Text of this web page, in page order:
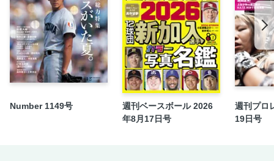
千代丸思い出のアルバム
幕下以下各段報告
【名古屋場所特報】新番付トピックス
【名古屋場所特報】寸評付き 幕内写真入り特製番付
【名古屋場所特報】寸評付き 十両写真入り特製番付
【名古屋場所特報】幕下以下番付／幕下以下優秀力士／力士
改名
Number 1149号
週刊ベースボール 2026
年8月17日号
週刊プロ
19日号